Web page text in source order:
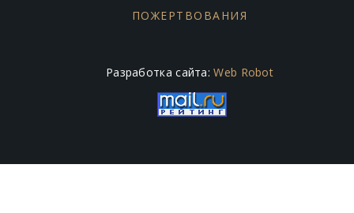
ПОЖЕРТВОВАНИЯ
Разработка сайта:Web Robot